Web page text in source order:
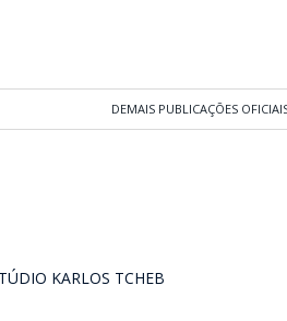
DEMAIS PUBLICAÇÕES
KARLOS TCHEB